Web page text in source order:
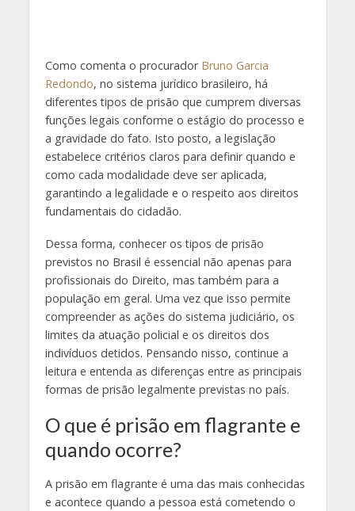
Como comenta o procurador Bruno Garcia
Redondo, no sistema jurídico brasileiro, há
diferentes tipos de prisão que cumprem diversas
funções legais conforme o estágio do processo e
a gravidade do fato. Isto posto, a legislação
estabelece critérios claros para definir quando e
como cada modalidade deve ser aplicada,
garantindo a legalidade e o respeito aos direitos
fundamentais do cidadão.
Dessa forma, conhecer os tipos de prisão
previstos no Brasil é essencial não apenas para
profissionais do Direito, mas também para a
população em geral. Uma vez que isso permite
compreender as ações do sistema judiciário, os
limites da atuação policial e os direitos dos
indivíduos detidos. Pensando nisso, continue a
leitura e entenda as diferenças entre as principais
formas de prisão legalmente previstas no país.
O que é prisão em flagrante e
quando ocorre?
A prisão em flagrante é uma das mais conhecidas
e acontece quando a pessoa está cometendo o